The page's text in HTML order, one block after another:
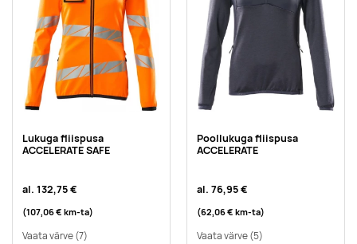
Lukuga fliispusa
ACCELERATE SAFE
al. 132,75 €
(107,06 € km-ta)
Vaata värve(7)
Poollukuga fliispusa
ACCELERATE
al. 76,95 €
(62,06 € km-ta)
Vaata värve(5)